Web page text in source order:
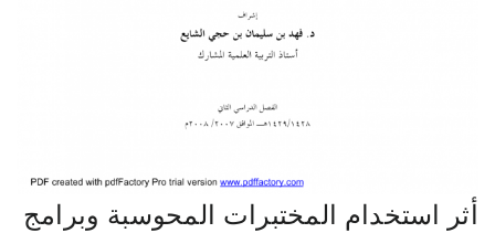
أثر استخدام المختبرات المحوسبة وبرامج